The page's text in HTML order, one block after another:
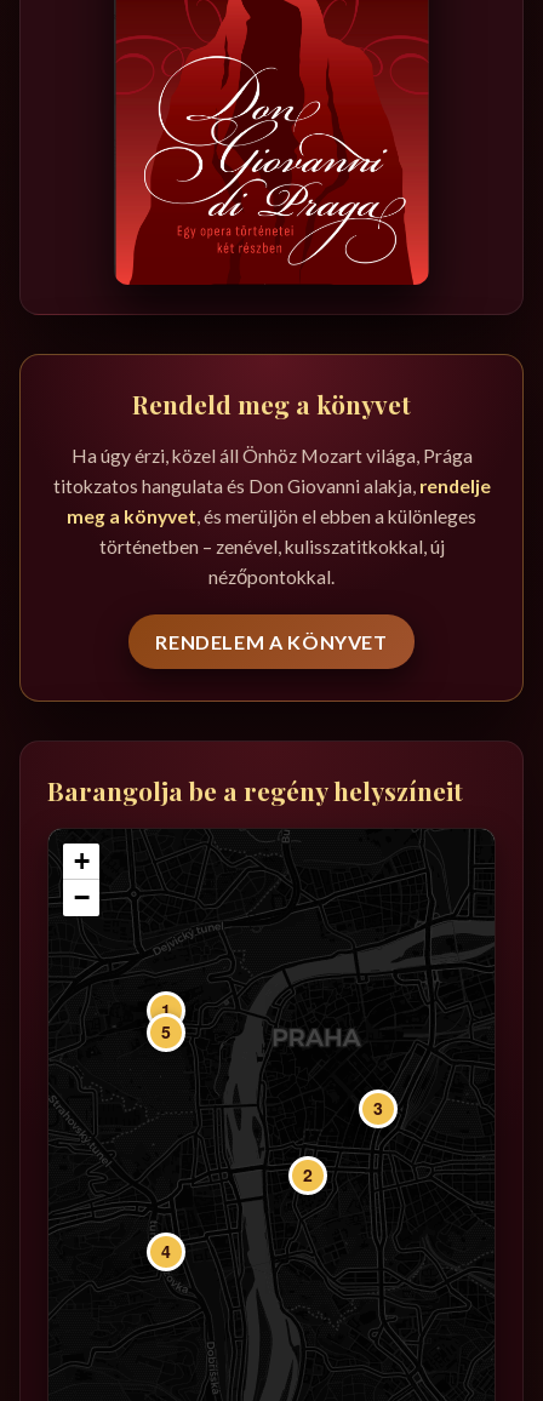
Rendeld meg a könyvet
Ha úgy érzi, közel áll Önhöz Mozart világa, Prága
titokzatos hangulata és Don Giovanni alakja, rendelje
meg a könyvet, és merüljön el ebben a különleges
történetben – zenével, kulisszatitkokkal, új
nézőpontokkal.
RENDELEM A KÖNYVET
Barangolja be a regény helyszíneit
1
2
3
4
5
+
−